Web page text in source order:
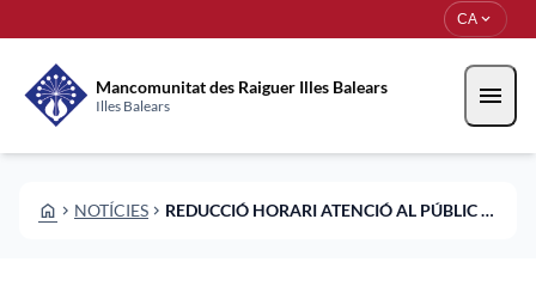
CA expand_more
Mancomunitat des Raiguer Illes Balears
Illes Balears menu
HOME CHEVRON_RIGHT NOTÍCIES CHEVRON_RIGHT REDUCCIÓ HORARI ATENCIÓ AL PÚBLIC DE LA MANCOMUNITAT DES RAIGUER